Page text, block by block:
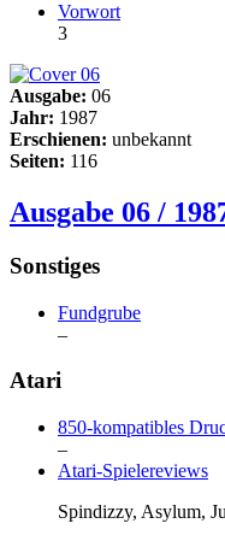
Vorwort
3
Ausgabe: 06
Jahr: 1987
Erschienen: unbekannt
Seiten: 116
Ausgabe 06 /
Sonstiges
Fundgrube
–
Atari
850-kompatibles
–
Atari-Spielereviews
Spindizzy, Asylum,